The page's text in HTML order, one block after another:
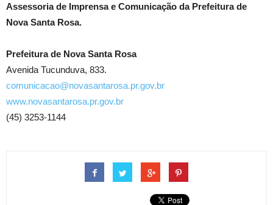
Assessoria de Imprensa e Comunicação da Prefeitura de
Nova Santa Rosa.
Prefeitura de Nova Santa Rosa
Avenida Tucunduva, 833.
comunicacao@novasantarosa.pr.gov.br
www.novasantarosa.pr.gov.br
(45) 3253-1144